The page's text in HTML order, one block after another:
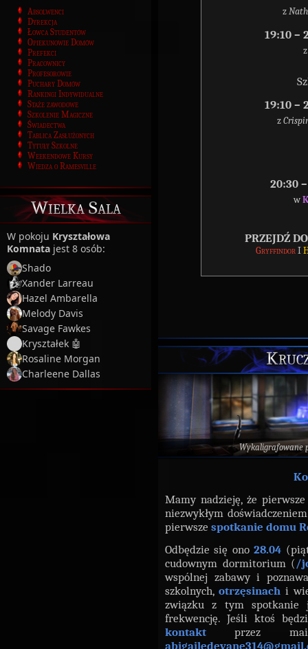
Absolwenci
Dyrekcja
Łowca Studentów
Opiekunowie Domów
Prefekci
Pracownicy
Profesorowie
Puchary Domów
Rankingi Indywidualne
Staże zawodowe
Szkolenie Magiczne
Świadectwa
Tablica Zasłużonych
Tytuły Szkolne
Weekendowe Kursy
Wiedza o Ramesville
Wielka Sala
W pokoju Kryształowa
Komnata jest 8 osób:
Shado
Xander Larreau
Hazel Ambarella
Melody Davis
Savage Fawkes
Kryształek 🤖
Rosaline Morgan
Charleene Dallas
z
19:10 –
19:10 –
z
20:30
w
PRZEJDŹ
Gryffindor I
Wykaligrafowane
Mamy nadzieję, że
niezwykłym
pierwsze spotkanie domu
Odbędzie się ono28.04
cudownym dormitorium ( /
wspólnej zabawy i
szkolnych, otrzęsinach i
związku z tym
frekwencję. Jeśli ktoś
kontakt przez